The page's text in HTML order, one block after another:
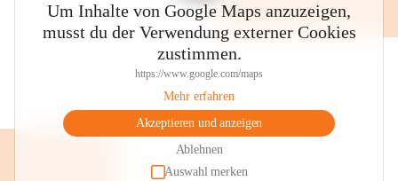
Um Inhalte von Google Maps anzuzeigen,
musst du der Verwendung externer Cookies
zustimmen.
https://www.google.com/maps
Mehr erfahren
Akzeptieren und anzeigen
Ablehnen
Auswahl merken